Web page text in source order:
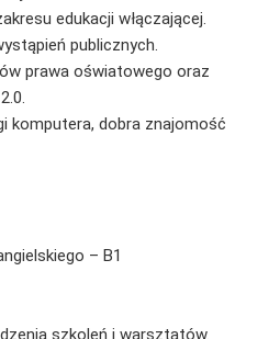
edukacji włączającej.
publicznych.
prawa oświatowego oraz
komputera, dobra znajomość
– B1
szkoleń i warsztatów.